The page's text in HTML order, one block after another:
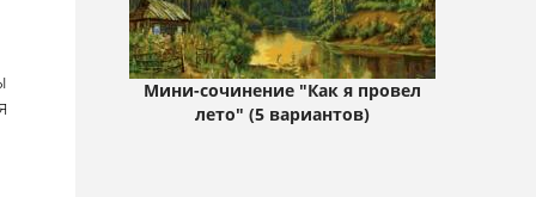
Мини-сочинение "Как я провел
лето" (5 вариантов)